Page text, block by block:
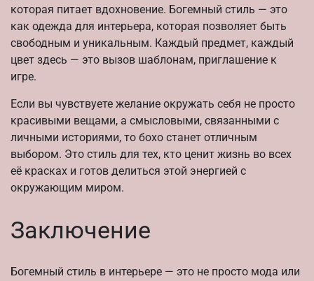
которая питает вдохновение. Богемный стиль — это
как одежда для интерьера, которая позволяет быть
свободным и уникальным. Каждый предмет, каждый
цвет здесь — это вызов шаблонам, приглашение к
игре.
Если вы чувствуете желание окружать себя не просто
красивыми вещами, а смысловыми, связанными с
личными историями, то бохо станет отличным
выбором. Это стиль для тех, кто ценит жизнь во всех
её красках и готов делиться этой энергией с
окружающим миром.
Заключение
Богемный стиль в интерьере — это не просто мода или